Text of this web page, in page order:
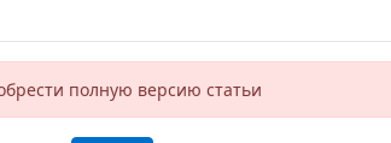
полную версию статьи